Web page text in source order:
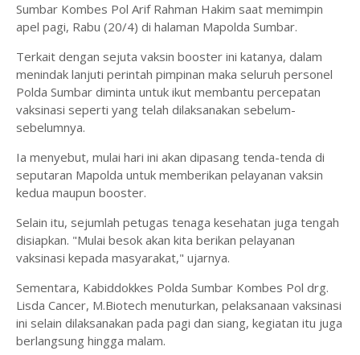
Sumbar Kombes Pol Arif Rahman Hakim saat memimpin
apel pagi, Rabu (20/4) di halaman Mapolda Sumbar.
Terkait dengan sejuta vaksin booster ini katanya, dalam
menindak lanjuti perintah pimpinan maka seluruh personel
Polda Sumbar diminta untuk ikut membantu percepatan
vaksinasi seperti yang telah dilaksanakan sebelum-
sebelumnya.
Ia menyebut, mulai hari ini akan dipasang tenda-tenda di
seputaran Mapolda untuk memberikan pelayanan vaksin
kedua maupun booster.
Selain itu, sejumlah petugas tenaga kesehatan juga tengah
disiapkan. "Mulai besok akan kita berikan pelayanan
vaksinasi kepada masyarakat," ujarnya.
Sementara, Kabiddokkes Polda Sumbar Kombes Pol drg.
Lisda Cancer, M.Biotech menuturkan, pelaksanaan vaksinasi
ini selain dilaksanakan pada pagi dan siang, kegiatan itu juga
berlangsung hingga malam.